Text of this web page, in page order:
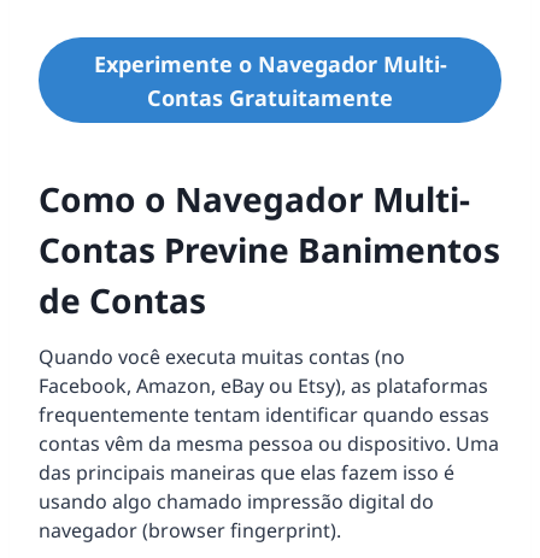
Experimente o Navegador Multi-
Contas Gratuitamente
Como o Navegador Multi-
Contas Previne Banimentos
de Contas
Quando você executa muitas contas (no
Facebook, Amazon, eBay ou Etsy), as plataformas
frequentemente tentam identificar quando essas
contas vêm da mesma pessoa ou dispositivo. Uma
das principais maneiras que elas fazem isso é
usando algo chamado impressão digital do
navegador (browser fingerprint).